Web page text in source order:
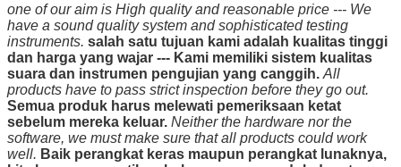
one of our aim is High quality and reasonable price --- We
have a sound quality system and sophisticated testing
instruments. salah satu tujuan kami adalah kualitas tinggi
dan harga yang wajar --- Kami memiliki sistem kualitas
suara dan instrumen pengujian yang canggih. All
products have to pass strict inspection before they go out.
Semua produk harus melewati pemeriksaan ketat
sebelum mereka keluar. Neither the hardware nor the
software, we must make sure that all products could work
well. Baik perangkat keras maupun perangkat lunaknya,